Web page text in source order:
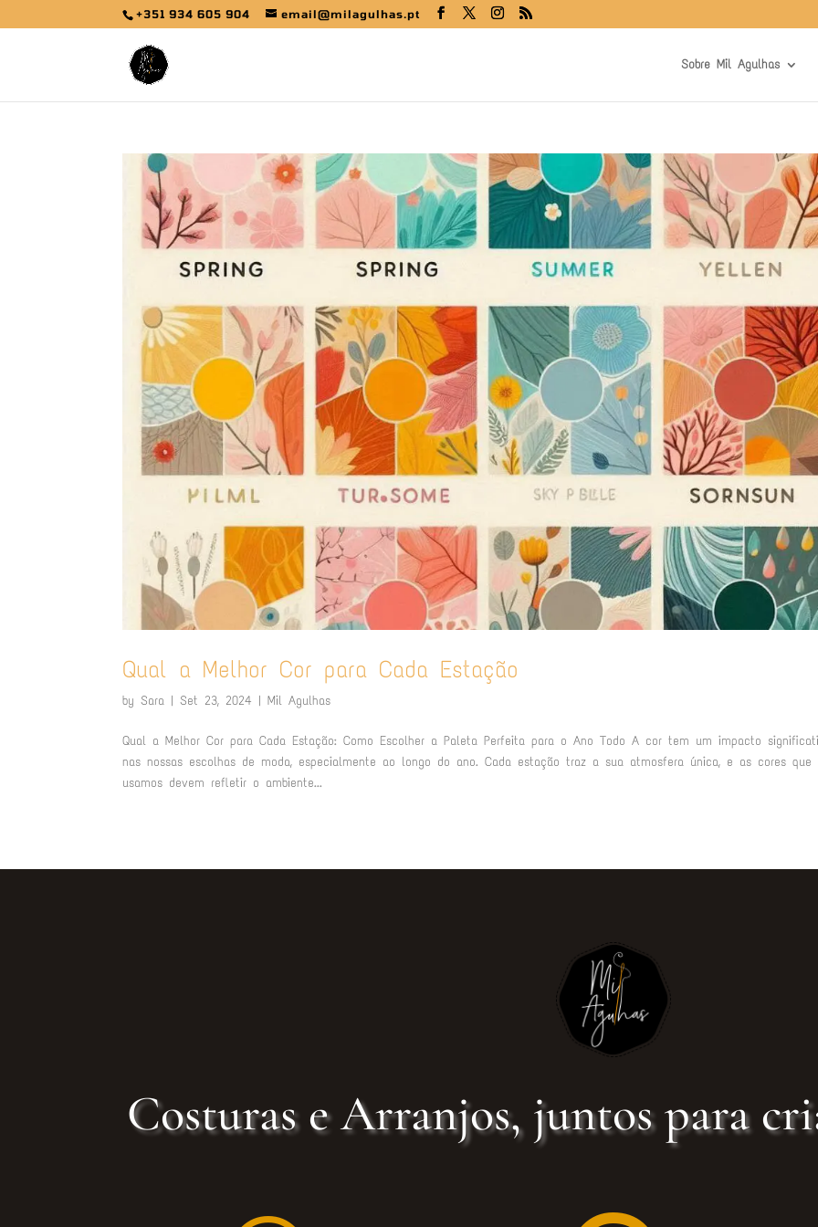
+351 934 605 904 email@milagulhas.pt
Sobre Mil Agulhas
Qual a Melhor Cor para Cada Estação
bySara |Set 23, 2024 |Mil Agulhas
Qual a Melhor Cor para Cada Estação: Como Escolher a Paleta Perfeita para o Ano Todo A cor tem um impacto
nas nossas escolhas de moda, especialmente ao longo do ano. Cada estação traz a sua atmosfera única, e as cores que
usamos devem refletir o ambiente...
Costuras e Arranjos, juntos para